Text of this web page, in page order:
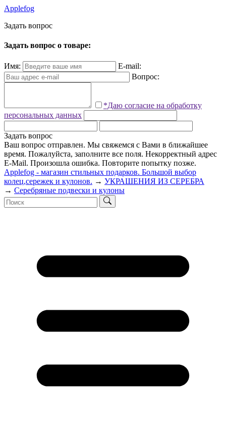
Applefog
Задать вопрос
Задать вопрос о товаре:
Имя:
E-mail:
Вопрос:
*Даю согласие на обработку
персональных данных
Задать вопрос
Ваш вопрос отправлен. Мы свяжемся с Вами в ближайшее
время. Пожалуйста, заполните все поля. Некорректный адрес
E-Mail. Произошла ошибка. Повторите попытку позже.
Applefog - магазин стильных подарков. Большой выбор
колец,сережек и кулонов. → УКРАШЕНИЯ ИЗ СЕРЕБРА
→ Серебряные подвески и кулоны